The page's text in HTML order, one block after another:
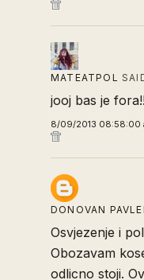
MATEATPOL
jooj bas je
8/09/2013 08:58:00
DONOVAN
Osvjezenje i
Obozavam
odlicno stoji.